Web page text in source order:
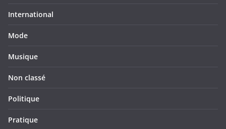
International
Mode
Musique
Non classé
Politique
Pratique